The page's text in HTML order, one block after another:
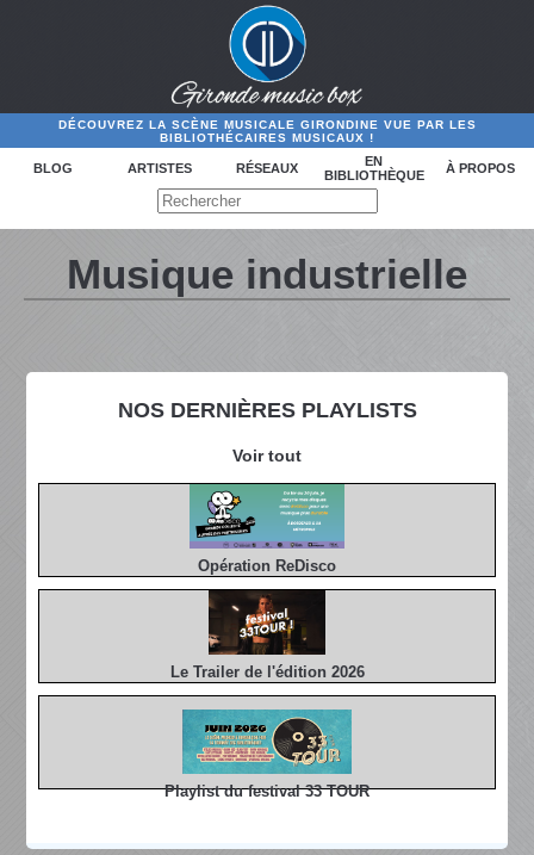
DÉCOUVREZ LA SCÈNE MUSICALE GIRONDINE VUE PAR LES
BIBLIOTHÉCAIRES MUSICAUX !
BLOG ARTISTES RÉSEAUX
EN
BIBLIOTHÈQUE
À PROPOS
NOS DERNIÈRES PLAYLISTS
Voir tout
Opération ReDisco
Le Trailer de l'édition 2026
Playlist du festival 33 TOUR
Musique industrielle